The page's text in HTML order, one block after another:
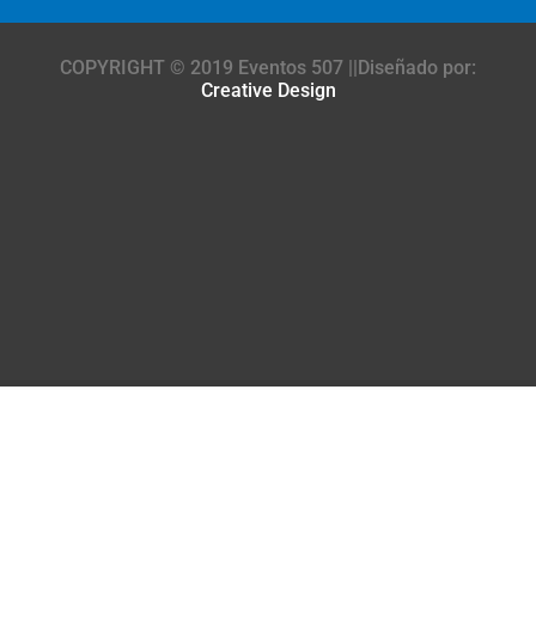
COPYRIGHT © 2019 Eventos 507 ||Diseñado por:
Creative Design